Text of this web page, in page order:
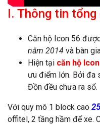
I. Thông tin tổng
Căn hộ Icon 56
năm 2014 và bàn
Hiện tại căn hộ
ưu điểm lớn. Bởi đa
Đồn đều chưa ra sổ.
Với quy mô 1 block cao
offitel, 2 tầng hầm để xe.